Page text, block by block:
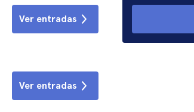
Ver entradas
Ver entradas